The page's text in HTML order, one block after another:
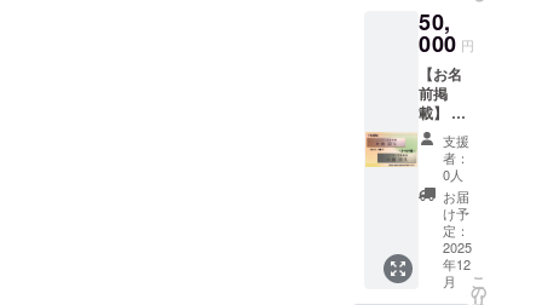
名をご
記入く
ださ
い。
要にな
りま
す。 ・
有効期
間：お
渡し日
からか
ら1年間
・店舗
の確定
時期：
2025年
11月中
旬に確
保予定
時、必
ず備考
欄に希
望され
るお名
前
（ニッ
クネー
ム）又
は企業
名をご
記入く
ださ
い。 ・
店舗の
す。 こ
ちらの
ご支援
を頂い
た方は
後日ブ
ログ等
で、お
名前を
掲載さ
せて頂
きます
（辞退
可・ペ
ンネー
50,
000 円
【お名
前掲
載】 店
内に、
支援者
様のお
名前
（ニッ
クネー
ム）又
は企業
名を掲
支援
者：
0人
お届
け予
定：
2025
年12
月
こ
の